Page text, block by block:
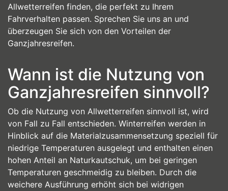
Allwetterreifen finden, die perfekt zu Ihrem
Fahrverhalten passen. Sprechen Sie uns an und
überzeugen Sie sich von den Vorteilen der
Ganzjahresreifen.
Wann ist die Nutzung von
Ganzjahresreifen sinnvoll?
Ob die Nutzung von Allwetterreifen sinnvoll ist, wird
von Fall zu Fall entschieden. Winterreifen werden in
Hinblick auf die Materialzusammensetzung speziell für
niedrige Temperaturen ausgelegt und enthalten einen
hohen Anteil an Naturkautschuk, um bei geringen
Temperaturen geschmeidig zu bleiben. Durch die
weichere Ausführung erhöht sich bei widrigen